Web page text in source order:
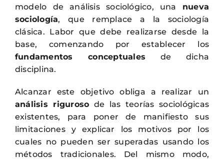
modelo de análisis sociológico, una nueva
sociología, que remplace a la sociología
clásica. Labor que debe realizarse desde la
base, comenzando por establecer los
fundamentos conceptuales de dicha
disciplina.
Alcanzar este objetivo obliga a realizar un
análisis riguroso de las teorías sociológicas
existentes, para poner de manifiesto sus
limitaciones y explicar los motivos por los
cuales no pueden ser superadas usando los
métodos tradicionales. Del mismo modo,